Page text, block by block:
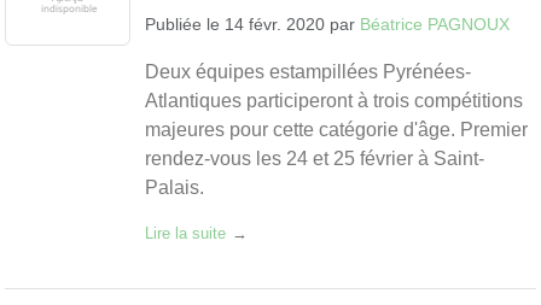
Publiée le 14 févr. 2020 par Béatrice PAGNOUX
Deux équipes estampillées Pyrénées-
Atlantiques participeront à trois compétitions
majeures pour cette catégorie d'âge. Premier
rendez-vous les 24 et 25 février à Saint-
Palais.
Lire la suite